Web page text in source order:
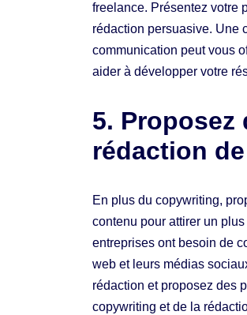
freelance. Présentez votre
rédaction persuasive. Une
communication peut vous
aider à développer votre
5. Proposez
rédaction
En plus du copywriting,
contenu pour attirer un
entreprises ont besoin de
web et leurs médias
rédaction et proposez des
copywriting et de la